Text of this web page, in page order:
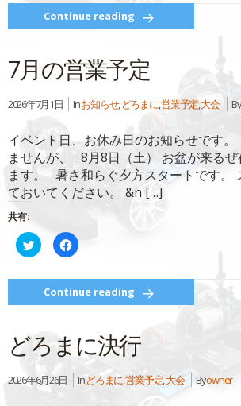
し
て
Twitter
で
(新
し
い
ィ
ン
で
開
き
ま
す)
す
る
に
は
ッ
ク
し
く
だ
し
い
ウ
ィ
ン
ド
き
ま
す)
Continue reading
7月の営業予定
2026年7月1日 Inお知らせ,どろまに,営業予定,大会
イベント日、お休み日のお知らせです
ませんが、 8月8日（土） お盆が来るぜ
ます。 暑さ和らぐ夕方スタートです。
ておいてください。 &n […]
共有:
ク
リ
し
て
Twitter
で
(新
し
い
ウ
ィ
ン
Facebook
で
す
る
に
は
ッ
ク
し
く
だ
Continue reading
どろまに決行
2026年6月26日 Inどろまに,営業予定,大会 Byowner